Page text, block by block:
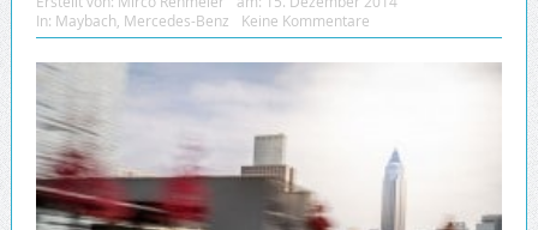
In: Maybach Mercedes-Benz Keine Kommentare